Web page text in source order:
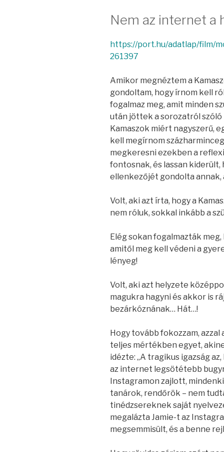
Nem az internet a
https://port.hu/adatlap/film/
261397
Amikor megnéztem a
gondoltam, hogy írnom kell
fogalmaz meg, amit minden
után jöttek a sorozatról szóló
Kamaszok miért nagyszerű,
kell megírnom
megkeresni ezekben a
fontosnak, és lassan kiderült,
ellenkezőjét gondolta annak,
Volt, aki azt írta, hogy a
nem róluk, sokkal inkább a
Elég sokan fogalmazták
amitől meg kell védeni a
lényeg!
Volt, aki azt helyzete
magukra hagyni és akkor is
bezárkóznának… Hát…!
Hogy tovább fokozzam,
teljes mértékben egyet,
idézte: „A tragikus igazság
az internet legsötétebb
Instagramon zajlott,
tanárok, rendőrök – nem
tinédzsereknek saját
megalázta Jamie-t az
megsemmisült, és a benne